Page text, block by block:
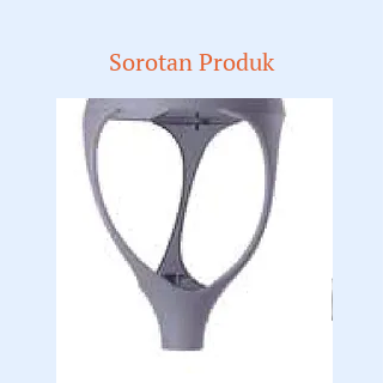
Sorotan Produk